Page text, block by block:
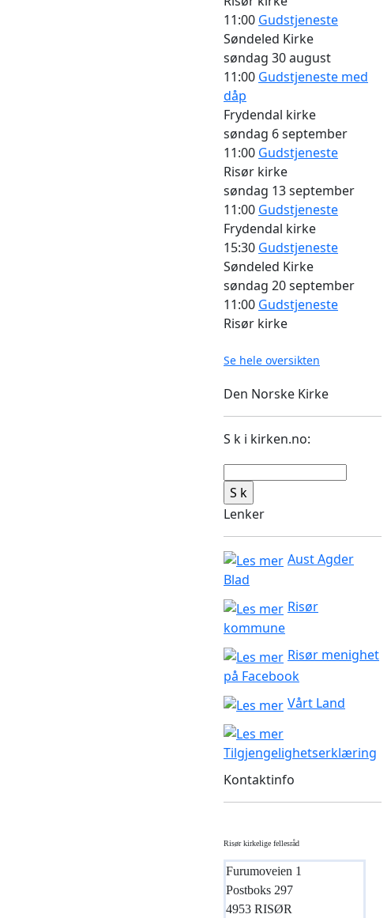
11:00 Gudstjeneste
Søndeled Kirke
søndag 30 august
11:00 Gudstjeneste med
dåp
Frydendal kirke
søndag 6 september
11:00 Gudstjeneste
Risør kirke
søndag 13 september
11:00 Gudstjeneste
Frydendal kirke
15:30 Gudstjeneste
Søndeled Kirke
søndag 20 september
11:00 Gudstjeneste
Risør kirke
Se hele oversikten
Den Norske Kirke
S k i kirken.no:
Lenker
Aust Agder
Blad
Risør
kommune
Risør menighet
på Facebook
Vårt Land
Tilgjengelighetserklæring
Kontaktinfo
Risør kirkelige fellesråd
Furumoveien 1
Postboks 297
4953 RISØR